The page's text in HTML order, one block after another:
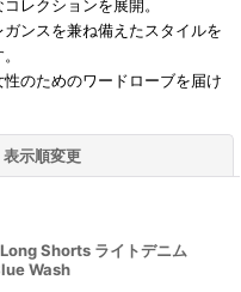
レクションを 展開。
ンスを兼ね備えたスタイルを
のためのワードローブを届け
表示順変更
Shorts ライトデニム
Wash